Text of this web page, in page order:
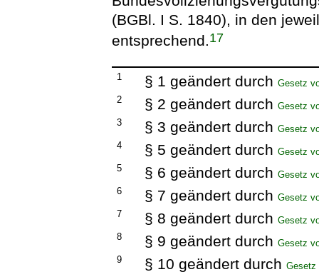
(BGBl. I S. 1840), in den
entsprechend.17
1 § 1 geändert durchGesetz
2
§ 2 geändert durchGesetz
3
§ 3 geändert durchGesetz
4
§ 5 geändert durchGesetz
5
§ 6 geändert durchGesetz
6
§ 7 geändert durchGesetz
7
§ 8 geändert durchGesetz
8
§ 9 geändert durchGesetz
9
§ 10 geändert durchGesetz